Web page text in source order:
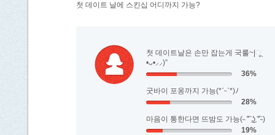
첫 데이트 날에 스킨십 어디까지 가능?
첫 데이트날은 손만 잡는게 국룰~|ૂ
•ᴗ•⸝⸝)”
36%
굿바이 포옹까지 가능(*ˊᵕˋ*)ﾉ
28%
마음이 통한다면 뜨밤도 가능(˵ ͡° ͜ʖ ͡°˵)
19%